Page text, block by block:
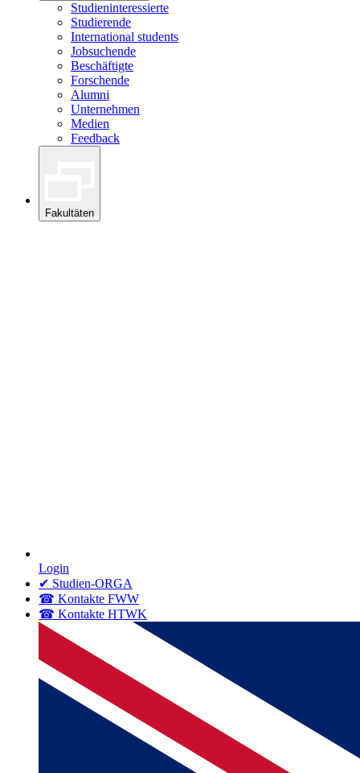
Studieninteressierte
Studierende
International students
Jobsuchende
Beschäftigte
Forschende
Alumni
Unternehmen
Medien
Feedback
Fakultäten
Login
✔ Studien-ORGA
☎ Kontakte FWW
☎ Kontakte HTWK